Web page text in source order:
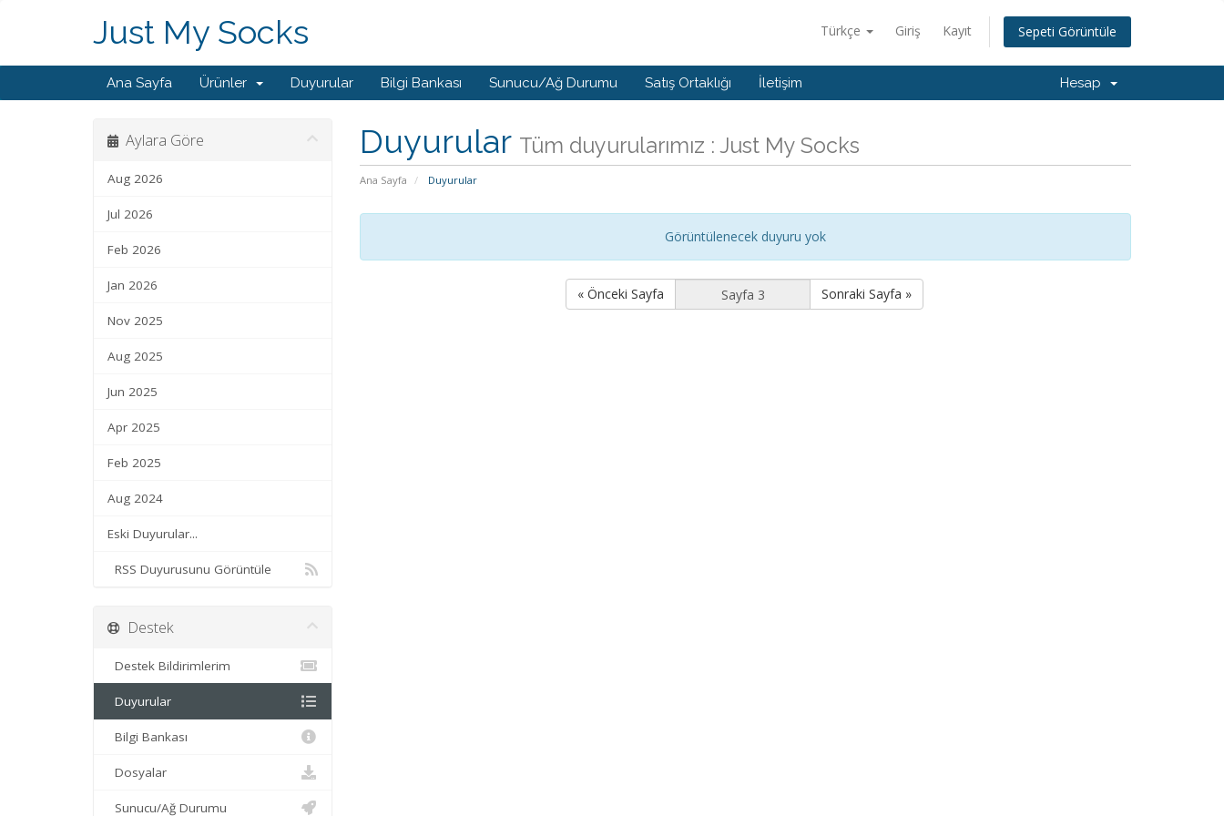
Türkçe Giriş Kayıt Sepeti Görüntüle
Just My Socks
Ana Sayfa Ürünler Duyurular Bilgi Bankası Sunucu/Ağ Durumu Satış Ortaklığı İletişim Hesap
Duyurular Tüm duyurularımız : Just My Socks
Ana Sayfa Duyurular
Aylara Göre
Aug 2026
Jul 2026
Feb 2026
Jan 2026
Nov 2025
Aug 2025
Jun 2025
Apr 2025
Feb 2025
Aug 2024
Eski Duyurular...
RSS Duyurusunu Görüntüle
Görüntülenecek duyuru yok
« Önceki Sayfa Sonraki Sayfa »
Destek
Destek Bildirimlerim
Duyurular
Bilgi Bankası
Dosyalar
Sunucu/Ağ Durumu